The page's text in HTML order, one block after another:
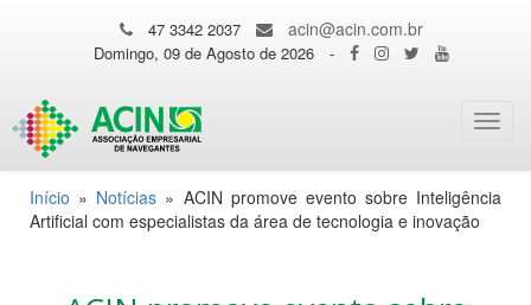
47 3342 2037 acin@acin.com.br
Domingo, 09 de Agosto de 2026 -
Início » Notícias » ACIN promove evento sobre Inteligência
Artificial com especialistas da área de tecnologia e inovação